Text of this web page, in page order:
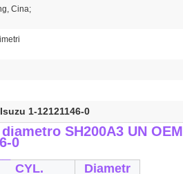
Cina;
Isuzu 1-12121146-0
SH200A3 UN OEM
0
CYL. Diametr